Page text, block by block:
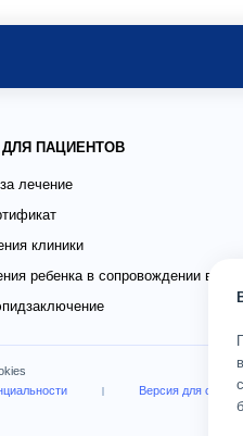
ПАЦИЕНТОВ
лечение
клиники
ребенка в сопровождении
Версия для